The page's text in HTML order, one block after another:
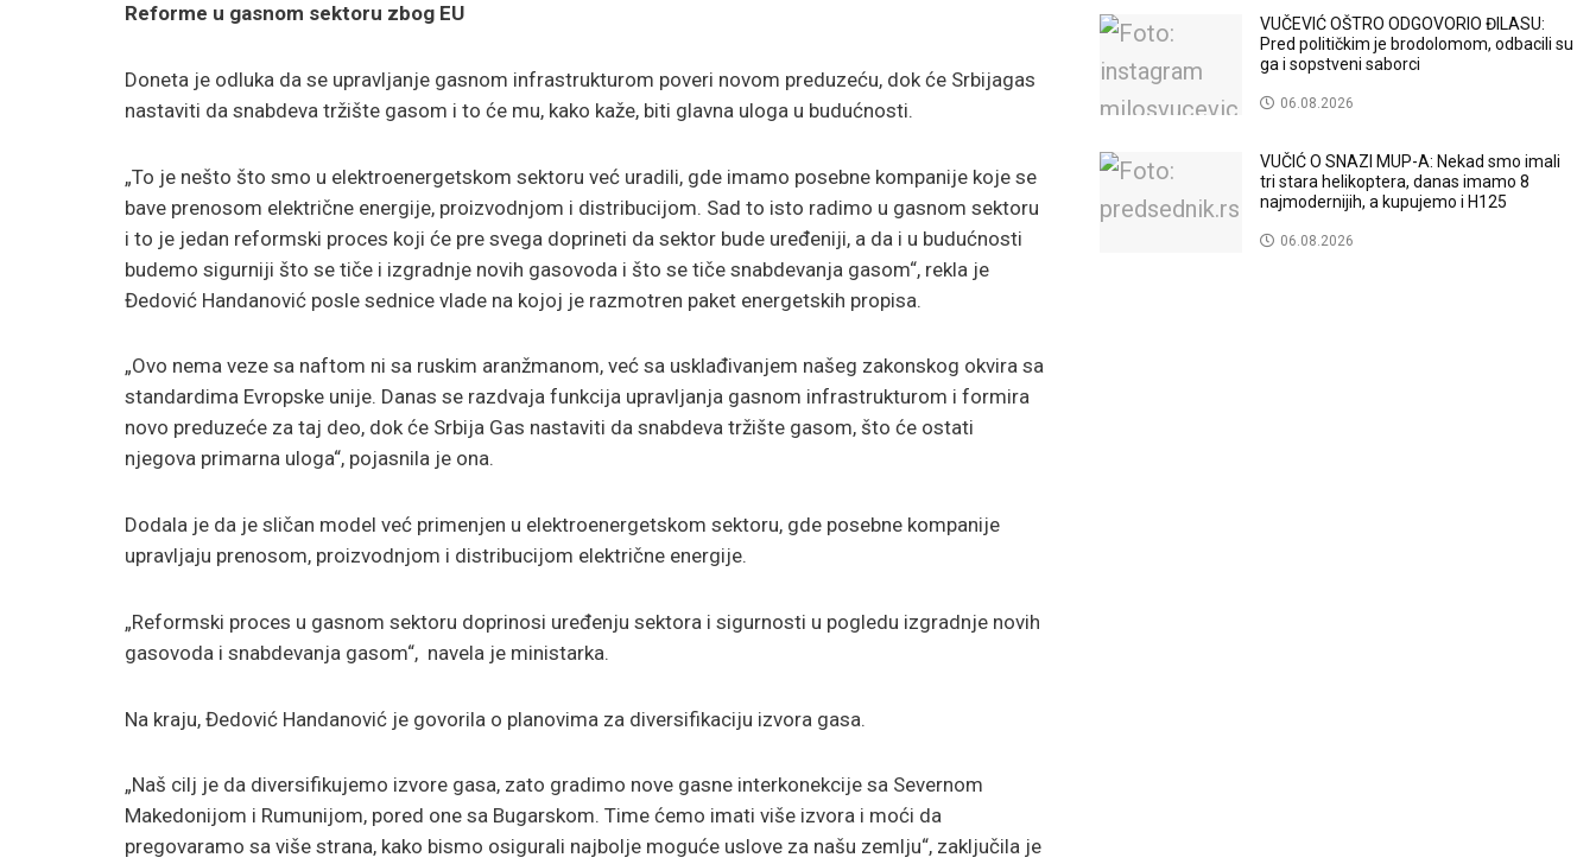
Reforme u gasnom sektoru zbog EU
Doneta je odluka da se upravljanje gasnom infrastrukturom poveri novom preduzeću, dok će Srbijagas
nastaviti da snabdeva tržište gasom i to će mu, kako kaže, biti glavna uloga u budućnosti.
„To je nešto što smo u elektroenergetskom sektoru već uradili, gde imamo posebne kompanije koje se
bave prenosom električne energije, proizvodnjom i distribucijom. Sad to isto radimo u gasnom sektoru
i to je jedan reformski proces koji će pre svega doprineti da sektor bude uređeniji, a da i u budućnosti
budemo sigurniji što se tiče i izgradnje novih gasovoda i što se tiče snabdevanja gasom“, rekla je
Đedović Handanović posle sednice vlade na kojoj je razmotren paket energetskih propisa.
„Ovo nema veze sa naftom ni sa ruskim aranžmanom, već sa usklađivanjem našeg zakonskog okvira sa
standardima Evropske unije. Danas se razdvaja funkcija upravljanja gasnom infrastrukturom i formira
novo preduzeće za taj deo, dok će Srbija Gas nastaviti da snabdeva tržište gasom, što će ostati
njegova primarna uloga“, pojasnila je ona.
Dodala je da je sličan model već primenjen u elektroenergetskom sektoru, gde posebne kompanije
upravljaju prenosom, proizvodnjom i distribucijom električne energije.
„Reformski proces u gasnom sektoru doprinosi uređenju sektora i sigurnosti u pogledu izgradnje novih
gasovoda i snabdevanja gasom“, navela je ministarka.
Na kraju, Đedović Handanović je govorila o planovima za diversifikaciju izvora gasa.
„Naš cilj je da diversifikujemo izvore gasa, zato gradimo nove gasne interkonekcije sa Severnom
Makedonijom i Rumunijom, pored one sa Bugarskom. Time ćemo imati više izvora i moći da
pregovaramo sa više strana, kako bismo osigurali najbolje moguće uslove za našu zemlju“, zaključila je
VUČEVIĆ OŠTRO ODGOVORIO ĐILASU:
Pred političkim je brodolomom, odbacili su
ga i sopstveni saborci
06.08.2026
VUČIĆ O SNAZI MUP-A: Nekad smo imali
tri stara helikoptera, danas imamo 8
najmodernijih, a kupujemo i H125
06.08.2026